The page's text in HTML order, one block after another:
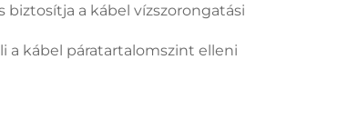
a kábel vízszorongatási
kábel páratartalomszint elleni